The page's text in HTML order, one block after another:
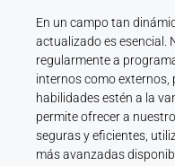
En un campo tan
actualizado es esencial.
regularmente a
internos como
habilidades estén a la
permite ofrecer a
seguras y eficientes,
más avanzadas